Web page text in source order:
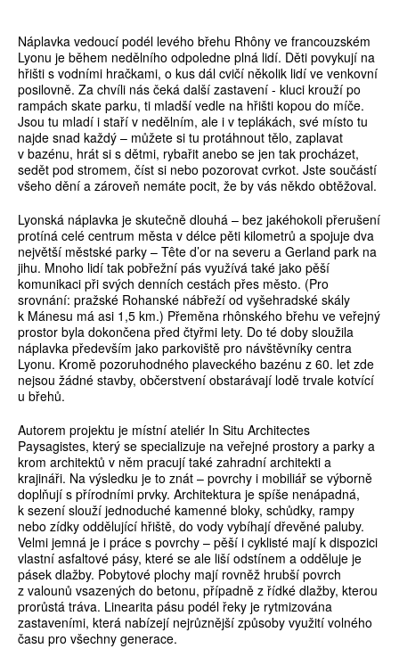
Náplavka vedoucí podél levého břehu Rhôny ve francouzském
Lyonu je během nedělního odpoledne plná lidí. Děti povykují na
hřišti s vodními hračkami, o kus dál cvičí několik lidí ve venkovní
posilovně. Za chvíli nás čeká další zastavení - kluci krouží po
rampách skate parku, ti mladší vedle na hřišti kopou do míče.
Jsou tu mladí i staří v nedělním, ale i v teplákách, své místo tu
najde snad každý – můžete si tu protáhnout tělo, zaplavat
v bazénu, hrát si s dětmi, rybařit anebo se jen tak procházet,
sedět pod stromem, číst si nebo pozorovat cvrkot. Jste součástí
všeho dění a zároveň nemáte pocit, že by vás někdo obtěžoval.
Lyonská náplavka je skutečně dlouhá – bez jakéhokoli přerušení
protíná celé centrum města v délce pěti kilometrů a spojuje dva
největší městské parky – Tête d’or na severu a Gerland park na
jihu. Mnoho lidí tak pobřežní pás využívá také jako pěší
komunikaci při svých denních cestách přes město. (Pro
srovnání: pražské Rohanské nábřeží od vyšehradské skály
k Mánesu má asi 1,5 km.) Přeměna rhônského břehu ve veřejný
prostor byla dokončena před čtyřmi lety. Do té doby sloužila
náplavka především jako parkoviště pro návštěvníky centra
Lyonu. Kromě pozoruhodného plaveckého bazénu z 60. let zde
nejsou žádné stavby, občerstvení obstarávají lodě trvale kotvící
u břehů.
Autorem projektu je místní ateliér In Situ Architectes
Paysagistes, který se specializuje na veřejné prostory a parky a
krom architektů v něm pracují také zahradní architekti a
krajináři. Na výsledku je to znát – povrchy i mobiliář se výborně
doplňují s přírodními prvky. Architektura je spíše nenápadná,
k sezení slouží jednoduché kamenné bloky, schůdky, rampy
nebo zídky oddělující hřiště, do vody vybíhají dřevěné paluby.
Velmi jemná je i práce s povrchy – pěší i cyklisté mají k dispozici
vlastní asfaltové pásy, které se ale liší odstínem a odděluje je
pásek dlažby. Pobytové plochy mají rovněž hrubší povrch
z valounů vsazených do betonu, případně z řídké dlažby, kterou
prorůstá tráva. Linearita pásu podél řeky je rytmizována
zastaveními, která nabízejí nejrůznější způsoby využití volného
času pro všechny generace.